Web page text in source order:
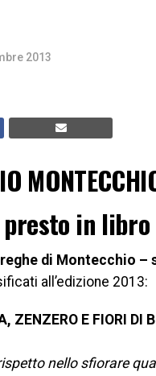
2013
in libro
di Montecchio –
all’edizione 2013:
ZENZERO E FIORI DI
nello sfiorare